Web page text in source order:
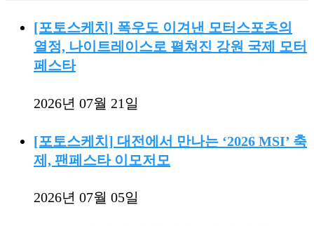
[포토스케치] 폭우도 이겨낸 모터스포츠의
열정, 나이트레이스로 펼쳐진 강원 국제 모터
페스타
2026년 07월 21일
[포토스케치] 대전에서 만나는 ‘2026 MSI’ 축
제, 팬페스타 이모저모
2026년 07월 05일